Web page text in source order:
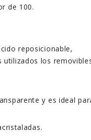
de 100.
reposicionable,
los
y es ideal